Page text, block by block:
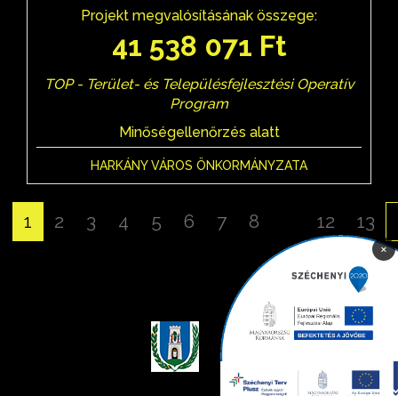
Projekt megvalósításának összege:
41 538 071 Ft
TOP - Terület- és Településfejlesztési Operatív
Program
Minőségellenőrzés alatt
HARKÁNY VÁROS ÖNKORMÁNYZATA
1 2 3 4 5 6 7 8 12 13
×